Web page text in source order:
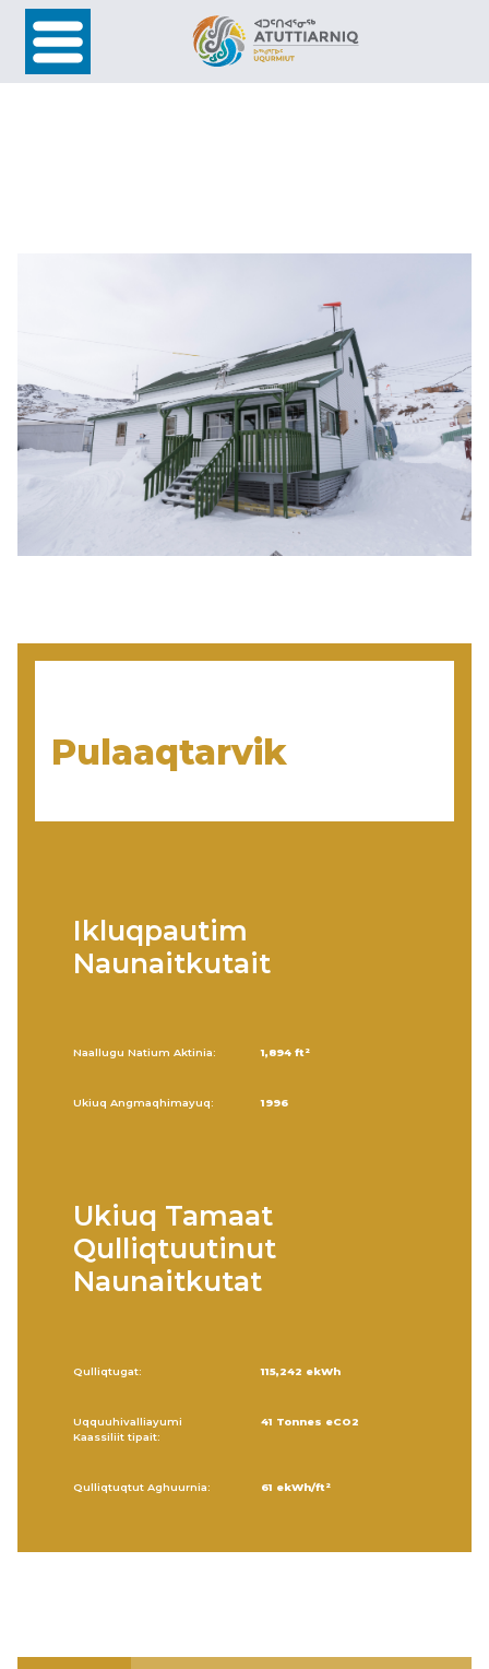
Pulaaqtarvik
Ikluqpautim
Naunaitkutait
Naallugu Natium Aktinia: 1,894 ft²
Ukiuq Angmaqhimayuq: 1996
Ukiuq Tamaat
Qulliqtuutinut
Naunaitkutat
Qulliqtugat: 115,242 ekWh
Uqquuhivalliayumi
Kaassiliit tipait:
41 Tonnes eCO2
Qulliqtuqtut Aghuurnia: 61 ekWh/ft²